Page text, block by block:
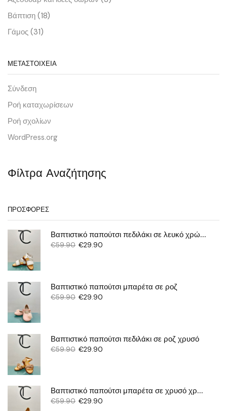
Βάπτιση (18)
Γάμος (31)
ΜΕΤΑΣΤΟΙΧΕΊΑ
Σύνδεση
Ροή καταχωρίσεων
Ροή σχολίων
WordPress.org
Φίλτρα Αναζήτησης
ΠΡΟΣΦΟΡΈΣ
Βαπτιστικό παπούτσι πεδιλάκι σε λευκό χρώμα
€59.90 €29.90
Βαπτιστικό παπούτσι μπαρέτα σε ροζ
€59.90 €29.90
Βαπτιστικό παπούτσι πεδιλάκι σε ροζ χρυσό
€59.90 €29.90
Βαπτιστικό παπούτσι μπαρέτα σε χρυσό χρώμα με γκλίτερ
€59.90 €29.90